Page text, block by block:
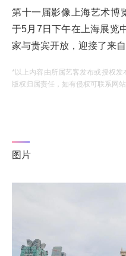
第十一届影像上海艺术博
于5月7日下午在上海展览
家与贵宾开放，迎接了来
*以上内容由所属艺客发布或授权
版权归属责任，如有侵权可联系网
图片